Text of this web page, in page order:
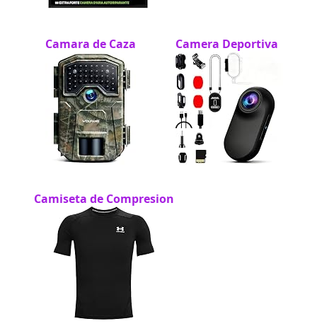
Camara de Caza Camera Deportiva
Camiseta de Compresion